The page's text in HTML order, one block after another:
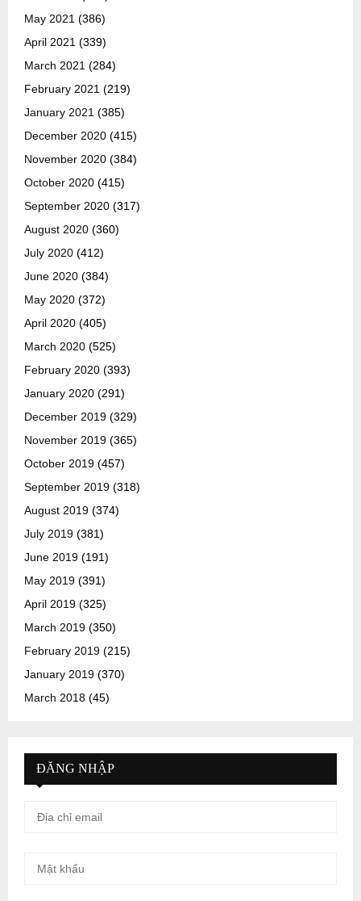
May 2021 (386)
April 2021 (339)
March 2021 (284)
February 2021 (219)
January 2021 (385)
December 2020 (415)
November 2020 (384)
October 2020 (415)
September 2020 (317)
August 2020 (360)
July 2020 (412)
June 2020 (384)
May 2020 (372)
April 2020 (405)
March 2020 (525)
February 2020 (393)
January 2020 (291)
December 2019 (329)
November 2019 (365)
October 2019 (457)
September 2019 (318)
August 2019 (374)
July 2019 (381)
June 2019 (191)
May 2019 (391)
April 2019 (325)
March 2019 (350)
February 2019 (215)
January 2019 (370)
March 2018 (45)
ĐĂNG NHẬP